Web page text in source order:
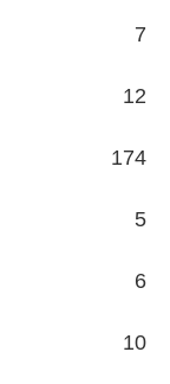
7
12
174
5
6
10